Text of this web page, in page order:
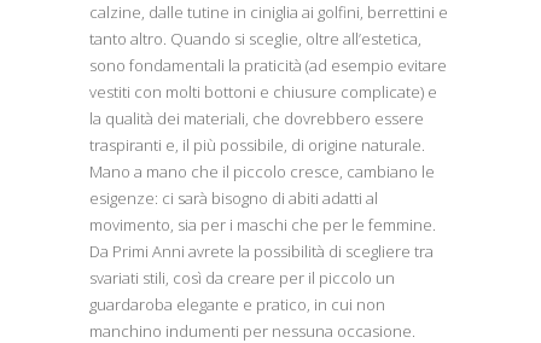
calzine, dalle tutine in ciniglia ai golfini, berrettini e
tanto altro. Quando si sceglie, oltre all’estetica,
sono fondamentali la praticità (ad esempio evitare
vestiti con molti bottoni e chiusure complicate) e
la qualità dei materiali, che dovrebbero essere
traspiranti e, il più possibile, di origine naturale.
Mano a mano che il piccolo cresce, cambiano le
esigenze: ci sarà bisogno di abiti adatti al
movimento, sia per i maschi che per le femmine.
Da Primi Anni avrete la possibilità di scegliere tra
svariati stili, così da creare per il piccolo un
guardaroba elegante e pratico, in cui non
manchino indumenti per nessuna occasione.